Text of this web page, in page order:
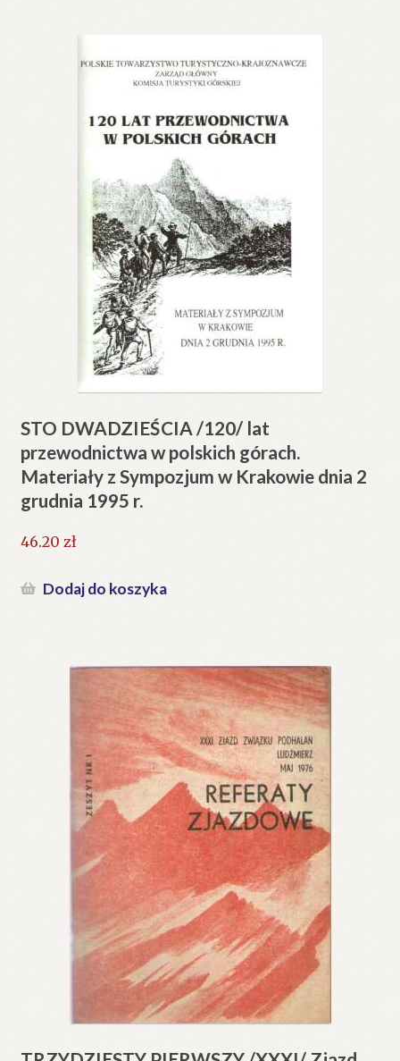
STO DWADZIEŚCIA /120/ lat
przewodnictwa w polskich górach.
Materiały z Sympozjum w Krakowie dnia 2
grudnia 1995 r.
46.20 zł
Dodaj do koszyka